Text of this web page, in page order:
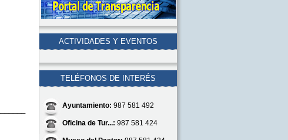
ACTIVIDADES Y EVENTOS
TELÉFONOS DE INTERÉS
Ayuntamiento: 987 581 492
Oficina de Tur...: 987 581 424